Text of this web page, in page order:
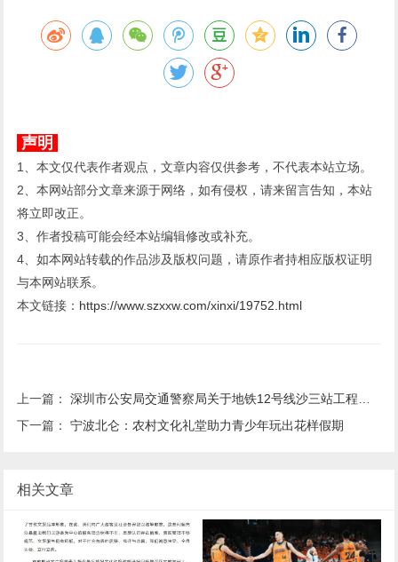
声明
1、本文仅代表作者观点，文章内容仅供参考，不代表本站立场。
2、本网站部分文章来源于网络，如有侵权，请来留言告知，本站
将立即改正。
3、作者投稿可能会经本站编辑修改或补充。
4、如本网站转载的作品涉及版权问题，请原作者持相应版权证明
与本网站联系。
本文链接： https://www.szxxw.com/xinxi/19752.html
上一篇：深圳市公安局交通警察局关于地铁12号线沙三站工程施工期间调整交通组织的通告
下一篇：宁波北仑：农村文化礼堂助力青少年玩出花样假期
相关文章